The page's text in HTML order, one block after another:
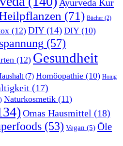
Ayurveda Kur
(71) Bücher (2)
(12) DIY(14) DIY(10)
(57)
(12) Gesundheit
(7) Homöopathie (10) Honig
(17)
Naturkosmetik (11)
Omas Hausmittel (18)
(53) Vegan (5) Öle